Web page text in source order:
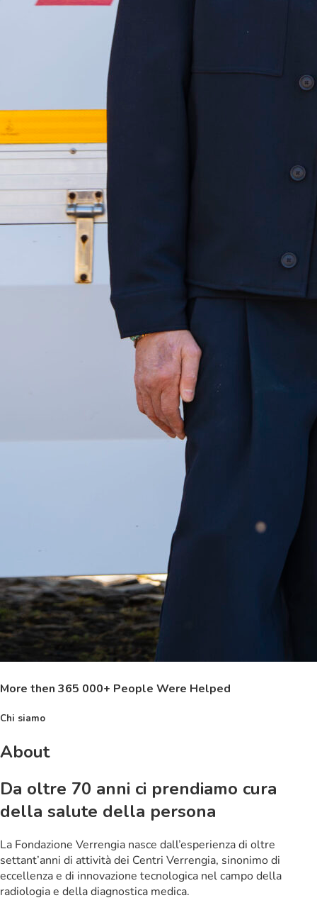
More then 365 000+ People Were Helped
Chi siamo
About
Da oltre 70 anni ci prendiamo cura
della salute della persona
La Fondazione Verrengia nasce dall’esperienza di oltre
settant’anni di attività dei Centri Verrengia, sinonimo di
eccellenza e di innovazione tecnologica nel campo della
radiologia e della diagnostica medica.